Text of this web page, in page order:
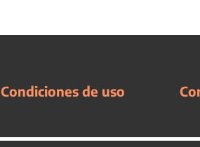
Condiciones de uso